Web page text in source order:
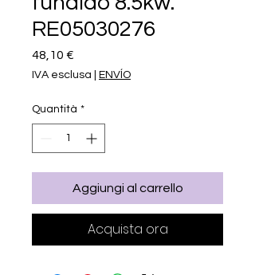
RE05030276
48,10 €
IVA esclusa ENVÍO
Quantità *
Aggiungi al carrello
Acquista ora